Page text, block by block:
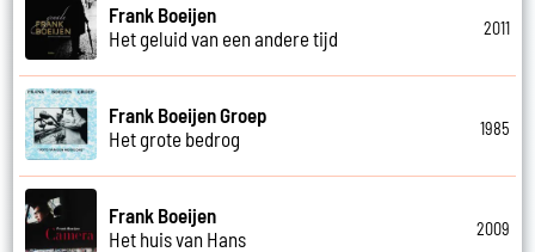
Frank Boeijen
Het geluid van een andere tijd
2011
Frank Boeijen Groep
Het grote bedrog
1985
Frank Boeijen
Het huis van Hans
2009